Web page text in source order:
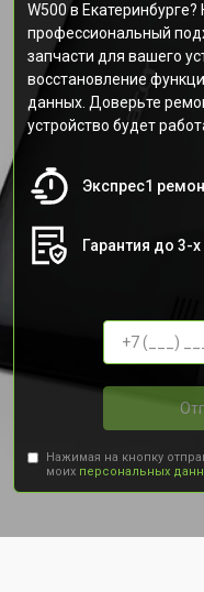
W500 в
профессиональный
запчасти для вашего
восстановление
данных. Доверьте
устройство будет
Экспрес1
Гарантия до 3-х
Нажимая на кнопку
моих персональных